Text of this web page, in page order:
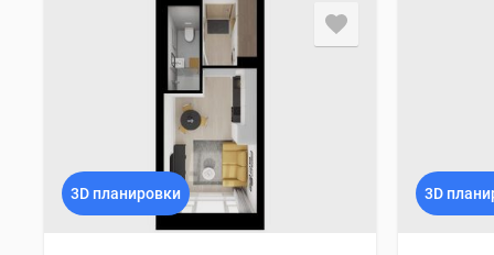
эксперта
3D планировки 3D